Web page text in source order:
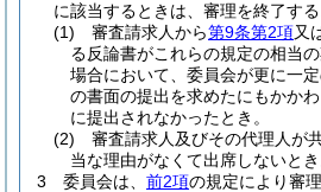
に該当するときは、審理を終了する
(1)
審査請求人から第9条第2項又
る反論書がこれらの規定の相当
場合において、委員会が更に一
の書面の提出を求めたにもかか
に提出されなかったとき。
(2)
審査請求人及びその代理人が
当な理由がなくて出席しないとき
3
委員会は、 前2項の規定により審